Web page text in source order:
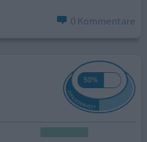
0 Kommentare